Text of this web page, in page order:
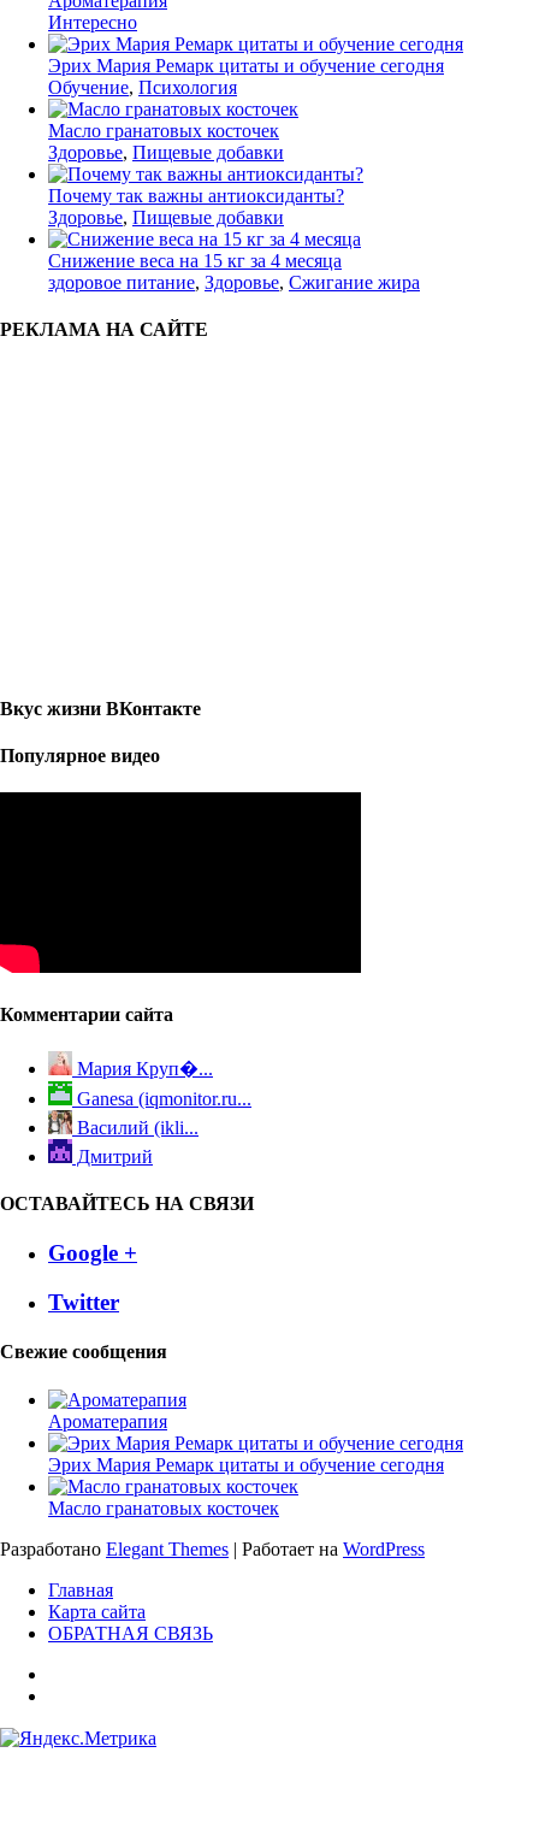
Интересно
Эрих Мария Ремарк цитаты и обучение сегодня
Обучение, Психология
Масло гранатовых косточек
Здоровье, Пищевые добавки
Почему так важны антиоксиданты?
Здоровье, Пищевые добавки
Снижение веса на 15 кг за 4 месяца
здоровое питание, Здоровье, Сжигание жира
РЕКЛАМА НА САЙТЕ
Вкус жизни ВКонтакте
Популярное видео
Комментарии сайта
Мария Круп�...
Ganesa (iqmonitor.ru...
Василий (ikli...
Дмитрий
ОСТАВАЙТЕСЬ НА СВЯЗИ
Google +
Twitter
Свежие сообщения
Ароматерапия
Эрих Мария Ремарк цитаты и обучение сегодня
Масло гранатовых косточек
Разработано Elegant Themes | Работает на WordPress
Главная
Карта сайта
ОБРАТНАЯ СВЯЗЬ